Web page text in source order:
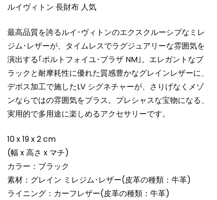
ルイヴィトン 長財布 人気
最高品質を誇るルイ･ヴィトンのエクスクルーシブなミレ
ジム･レザーが、タイムレスでラグジュアリーな雰囲気を
演出する｢ポルトフォイユ･ブラザ NM｣。エレガントなブ
ラックと耐摩耗性に優れた質感豊かなグレインレザーに、
デボス加工で施したLV シグネチャーが、さりげなくメゾ
ンならではの雰囲気をプラス。プレシャスな宝物になる、
実用的で多用途に楽しめるアクセサリーです。
10 x 19 x 2 cm
(幅 x 高さ x マチ)
カラー：ブラック
素材：グレイン ミレジム･レザー(皮革の種類：牛革)
ライニング：カーフレザー(皮革の種類：牛革)